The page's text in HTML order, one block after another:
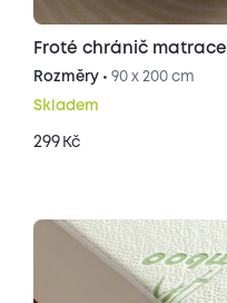
Froté chránič
Rozměry • 90 x 200 cm
Skladem
299 Kč